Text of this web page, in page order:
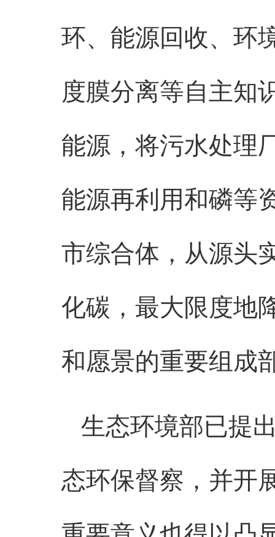
环、能源回收、环
度膜分离等自主知
能源，将污水处理
能源再利用和磷等
市综合体，从源头
化碳，最大限度地
和愿景的重要组成
生态环境部已提
态环保督察，并开